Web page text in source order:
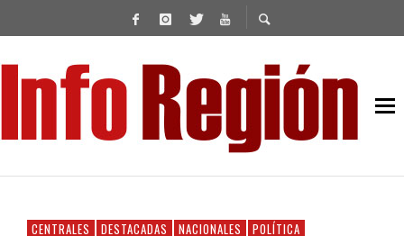
CENTRALES DESTACADAS NACIONALES POLÍTICA